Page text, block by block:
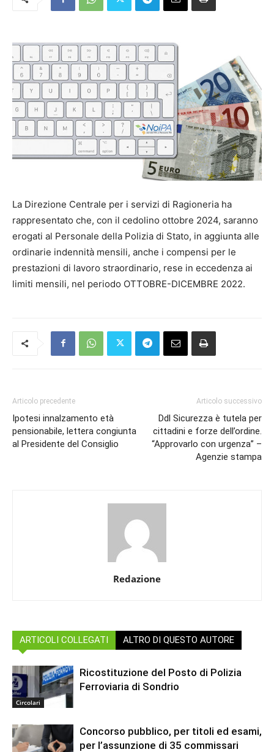
La Direzione Centrale per i servizi di Ragioneria ha
rappresentato che, con il cedolino ottobre 2024, saranno
erogati al Personale della Polizia di Stato, in aggiunta alle
ordinarie indennità mensili, anche i compensi per le
prestazioni di lavoro straordinario, rese in eccedenza ai
limiti mensili, nel periodo OTTOBRE-DICEMBRE 2022.
Articolo precedente
Ipotesi innalzamento età
pensionabile, lettera congiunta
al Presidente del Consiglio
Articolo successivo
Ddl Sicurezza è tutela per
cittadini e forze dell’ordine.
“Approvarlo con urgenza” –
Agenzie stampa
Redazione
ARTICOLI COLLEGATI ALTRO DI QUESTO AUTORE
Circolari
Ricostituzione del Posto di Polizia
Ferroviaria di Sondrio
Concorso pubblico, per titoli ed esami,
per l’assunzione di 35 commissari